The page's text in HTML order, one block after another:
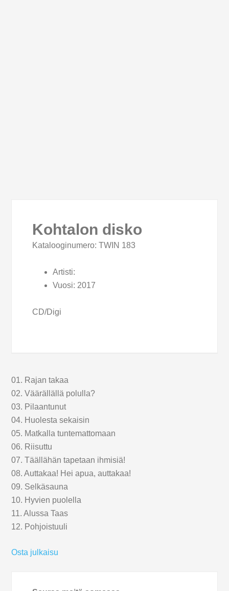
Kohtalon disko
Katalooginumero: TWIN 183
Artisti:
Vuosi: 2017
CD/Digi
01. Rajan takaa
02. Väärällällä polulla?
03. Pilaantunut
04. Huolesta sekaisin
05. Matkalla tuntemattomaan
06. Riisuttu
07. Täällähän tapetaan ihmisiä!
08. Auttakaa! Hei apua, auttakaa!
09. Selkäsauna
10. Hyvien puolella
11. Alussa Taas
12. Pohjoistuuli
Osta julkaisu